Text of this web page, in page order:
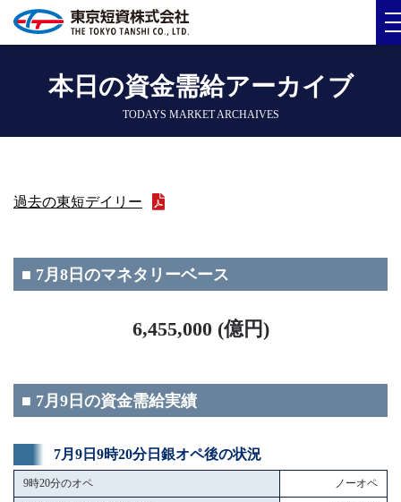
本日の資金需給アーカイブ
TODAYS MARKET ARCHAIVES
過去の東短デイリー
■ 7月8日のマネタリーベース
6,455,000 (億円)
■ 7月9日の資金需給実績
7月9日9時20分日銀オペ後の状況
9時20分のオペ ノーオペ